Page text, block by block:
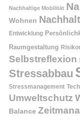
Nachhaltige Mobilität
Wohnen
Entwicklung
Raumgestaltung
Selbstreflexion
Stressabbau
Stressmanagement
Umweltschutz
Balance